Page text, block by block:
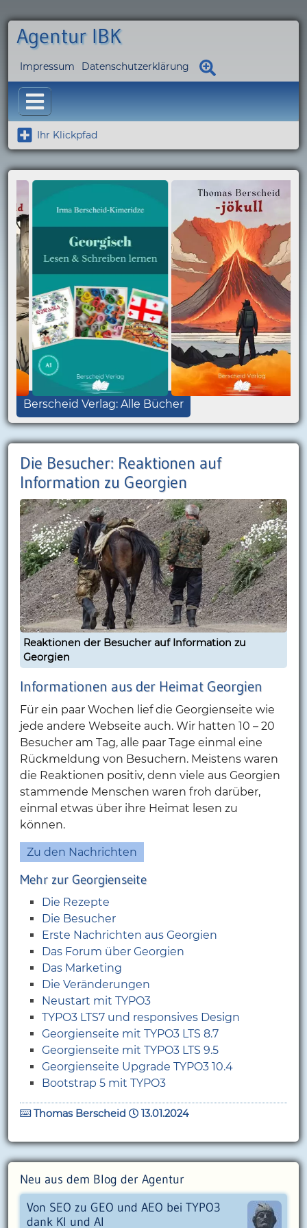
Agentur IBK
Impressum Datenschutzerklärung
Ihr Klickpfad
Berscheid Verlag: Alle Bücher
Die Besucher: Reaktionen auf
Information zu Georgien
Reaktionen der Besucher auf Information zu
Georgien
Informationen aus der Heimat Georgien
Für ein paar Wochen lief die Georgienseite wie
jede andere Webseite auch. Wir hatten 10 – 20
Besucher am Tag, alle paar Tage einmal eine
Rückmeldung von Besuchern. Meistens waren
die Reaktionen positiv, denn viele aus Georgien
stammende Menschen waren froh darüber,
einmal etwas über ihre Heimat lesen zu
können.
Zu den Nachrichten
Mehr zur Georgienseite
Die Rezepte
Die Besucher
Erste Nachrichten aus Georgien
Das Forum über Georgien
Das Marketing
Die Veränderungen
Neustart mit TYPO3
TYPO3 LTS7 und responsives Design
Georgienseite mit TYPO3 LTS 8.7
Georgienseite mit TYPO3 LTS 9.5
Georgienseite Upgrade TYPO3 10.4
Bootstrap 5 mit TYPO3
Thomas Berscheid 13.01.2024
Neu aus dem Blog der Agentur
Von SEO zu GEO und AEO bei TYPO3
dank KI und AI